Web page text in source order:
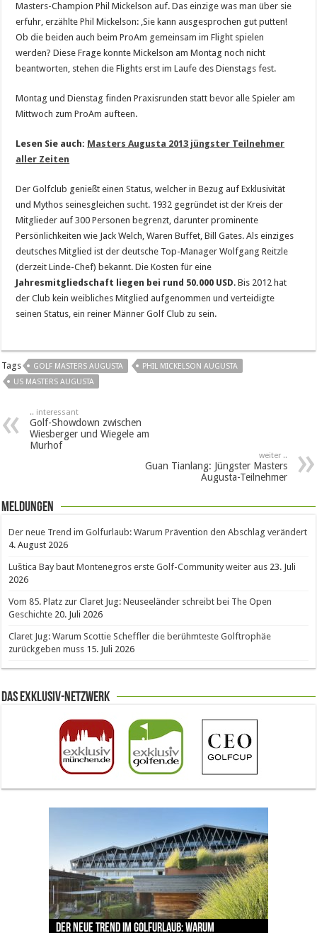
Masters-Champion Phil Mickelson auf. Das einzige was man über sie
erfuhr, erzählte Phil Mickelson: ‚Sie kann ausgesprochen gut putten!
Ob die beiden auch beim ProAm gemeinsam im Flight spielen
werden? Diese Frage konnte Mickelson am Montag noch nicht
beantworten, stehen die Flights erst im Laufe des Dienstags fest.
Montag und Dienstag finden Praxisrunden statt bevor alle Spieler am
Mittwoch zum ProAm aufteen.
Lesen Sie auch: Masters Augusta 2013 jüngster Teilnehmer
aller Zeiten
Der Golfclub genießt einen Status, welcher in Bezug auf Exklusivität
und Mythos seinesgleichen sucht. 1932 gegründet ist der Kreis der
Mitglieder auf 300 Personen begrenzt, darunter prominente
Persönlichkeiten wie Jack Welch, Waren Buffet, Bill Gates. Als einziges
deutsches Mitglied ist der deutsche Top-Manager Wolfgang Reitzle
(derzeit Linde-Chef) bekannt. Die Kosten für eine
Jahresmitgliedschaft liegen bei rund 50.000 USD. Bis 2012 hat
der Club kein weibliches Mitglied aufgenommen und verteidigte
seinen Status, ein reiner Männer Golf Club zu sein.
Tags GOLF MASTERS AUGUSTA
PHIL MICKELSON AUGUSTA
US MASTERS AUGUSTA
.. interessant
Golf-Showdown zwischen
Wiesberger und Wiegele am
Murhof
weiter ..
Guan Tianlang: Jüngster Masters
Augusta-Teilnehmer
Meldungen
Der neue Trend im Golfurlaub: Warum Prävention den Abschlag verändert
4. August 2026
Luštica Bay baut Montenegros erste Golf-Community weiter aus 23. Juli
2026
Vom 85. Platz zur Claret Jug: Neuseeländer schreibt bei The Open
Geschichte 20. Juli 2026
Claret Jug: Warum Scottie Scheffler die berühmteste Golftrophäe
zurückgeben muss 15. Juli 2026
Das Exklusiv-Netzwerk
Der neue Trend im Golfurlaub: Warum
Luštica Bay baut Montenegros erste Golf-
Vom 85. Platz zur Claret Jug: Neuseeländer
Claret Jug: Warum Scottie Scheffler die
The Open 2026 in Royal Birkdale: Warum der
traditionsreiche Linksplatz zu den größten